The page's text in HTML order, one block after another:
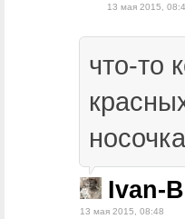
13 мая 2015,
что-то
Ivan-
13 мая 2015, 08:48